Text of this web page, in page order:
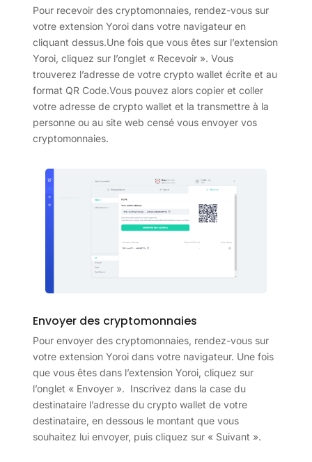
Pour recevoir des cryptomonnaies, rendez-vous sur
votre extension Yoroi dans votre navigateur en
cliquant dessus.Une fois que vous êtes sur l’extension
Yoroi, cliquez sur l’onglet « Recevoir ». Vous
trouverez l’adresse de votre crypto wallet écrite et au
format QR Code.Vous pouvez alors copier et coller
votre adresse de crypto wallet et la transmettre à la
personne ou au site web censé vous envoyer vos
cryptomonnaies.
Envoyer des cryptomonnaies
Pour envoyer des cryptomonnaies, rendez-vous sur
votre extension Yoroi dans votre navigateur. Une fois
que vous êtes dans l’extension Yoroi, cliquez sur
l’onglet « Envoyer ». Inscrivez dans la case du
destinataire l’adresse du crypto wallet de votre
destinataire, en dessous le montant que vous
souhaitez lui envoyer, puis cliquez sur « Suivant ».